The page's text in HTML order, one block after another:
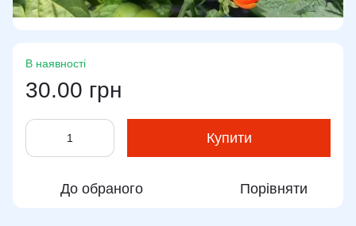
В наявності
30.00 грн
Купити
До обраного Порівняти